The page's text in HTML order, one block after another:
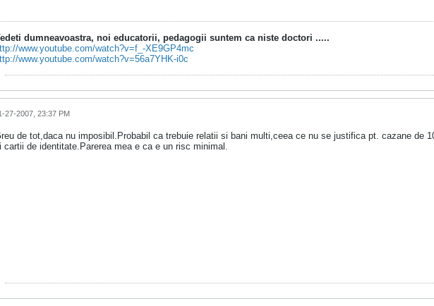
dumneavoastra, noi educatorii, pedagogii suntem ca niste doctori .....
www.youtube.com/watch?v=f_-XE9GP4mc
www.youtube.com/watch?v=56a7YHK-i0c
27-2007, 23:37 PM
de tot,daca nu imposibil.Probabil ca trebuie relatii si bani multi,ceea ce nu se justifica pt. cazane de
cartii de identitate.Parerea mea e ca e un risc minimal.